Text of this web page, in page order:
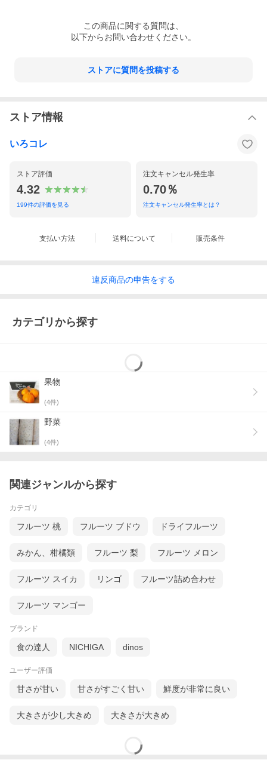
この商品に関する質問は、
以下からお問い合わせください。
ストアに質問を投稿する
ストア情報
いろコレ
ストア評価
4.32
199件の評価を見る
注文キャンセル発生率
0.70％
注文キャンセル発生率とは？
支払い方法 送料について 販売条件
違反商品の申告をする
カテゴリから探す
果物
(4件)
野菜
(4件)
関連ジャンルから探す
カテゴリ
フルーツ 桃 フルーツ ブドウ ドライフルーツ
みかん、柑橘類 フルーツ 梨 フルーツ メロン
フルーツ スイカ リンゴ フルーツ詰め合わせ
フルーツ マンゴー
ブランド
食の達人 NICHIGA dinos
ユーザー評価
甘さが甘い 甘さがすごく甘い 鮮度が非常に良い
大きさが少し大きめ 大きさが大きめ